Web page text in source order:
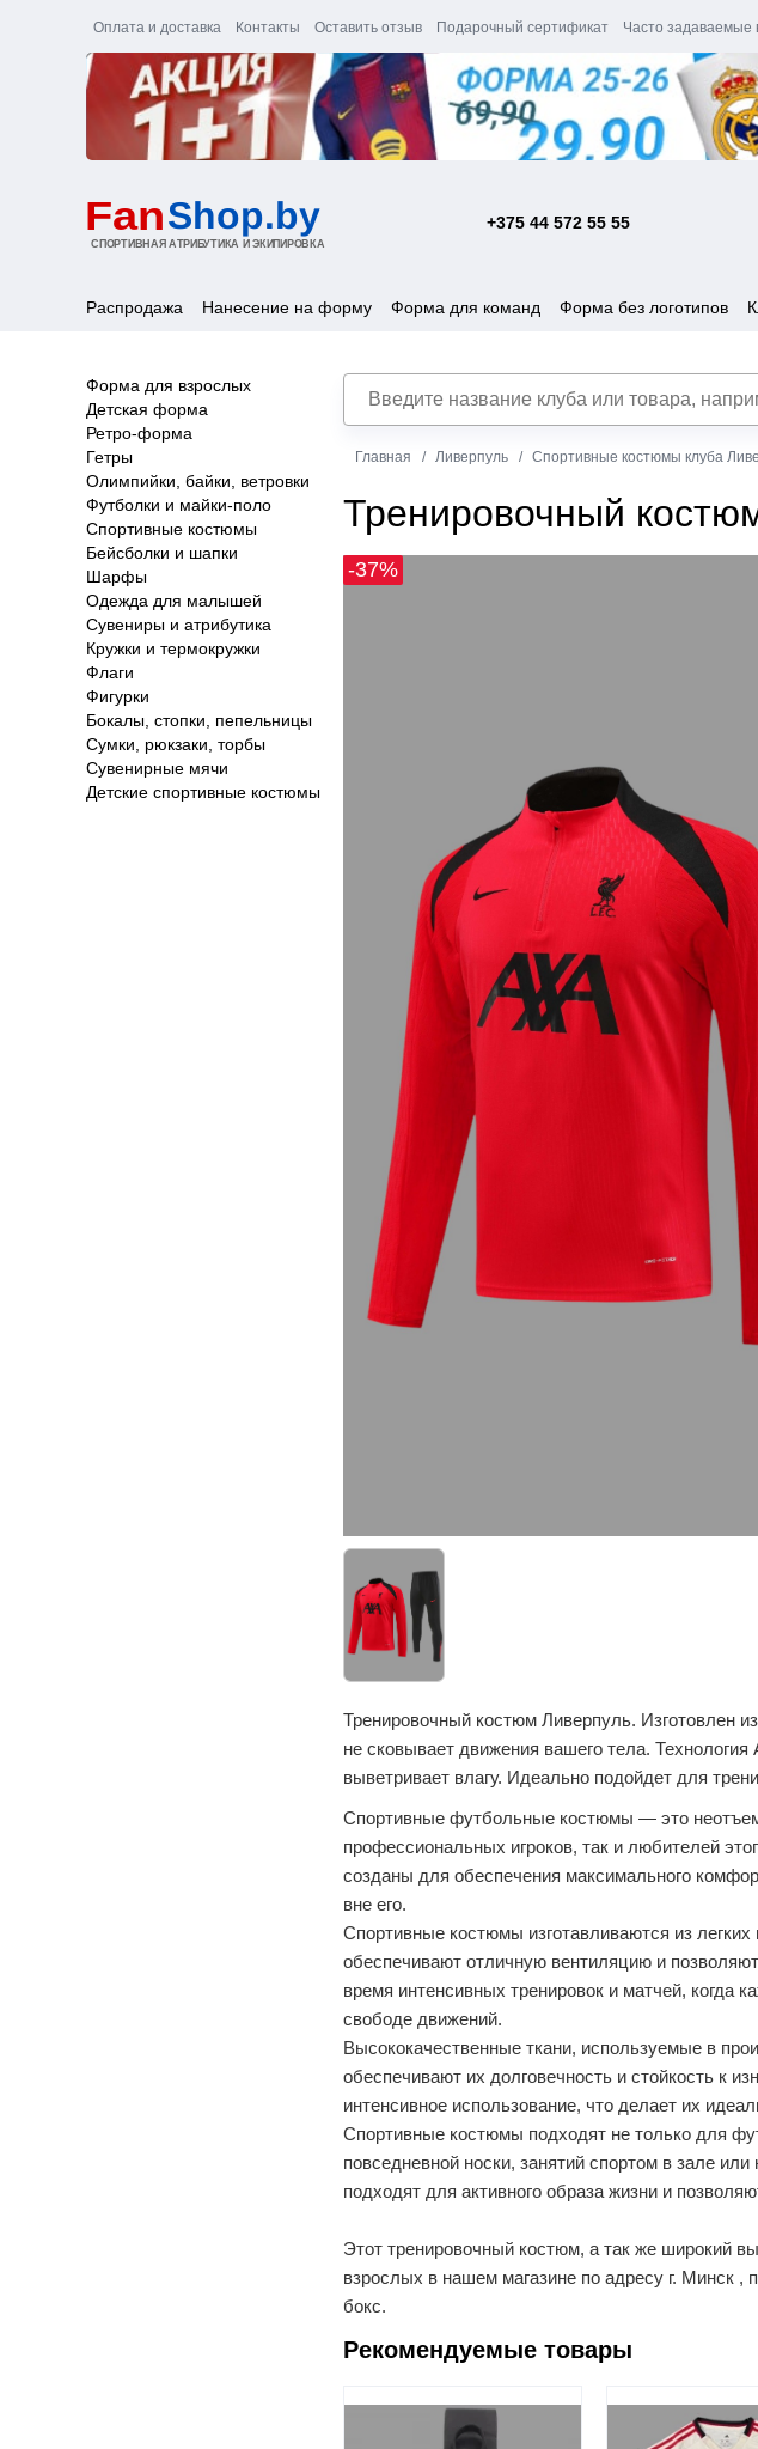
Оплата и доставка Контакты Оставить отзыв Подарочный сертификат Часто задаваемые
+375 44 572 55 55
Распродажа Нанесение на форму Форма для команд Форма без логотипов
Форма для взрослых
Детская форма
Ретро-форма
Гетры
Олимпийки, байки, ветровки
Футболки и майки-поло
Спортивные костюмы
Бейсболки и шапки
Шарфы
Одежда для малышей
Сувениры и атрибутика
Кружки и термокружки
Флаги
Фигурки
Бокалы, стопки, пепельницы
Сумки, рюкзаки, торбы
Сувенирные мячи
Детские спортивные костюмы
Главная Ливерпуль Спортивные костюмы клуба
Тренировочный
-37%
Тренировочный костюм Ливерпуль. Изготовлен
не сковывает движения вашего тела.
выветривает влагу. Идеально подойдет для
Спортивные футбольные костюмы — это
профессиональных игроков, так и любителей
созданы для обеспечения максимального
вне его.
Спортивные костюмы изготавливаются из
обеспечивают отличную вентиляцию и
время интенсивных тренировок и матчей, когда
свободе движений.
Высококачественные ткани, используемые в
обеспечивают их долговечность и стойкость к
интенсивное использование, что делает их
Спортивные костюмы подходят не только для
повседневной носки, занятий спортом в зале
подходят для активного образа жизни и
Этот тренировочный костюм, а так же широкий
взрослых в нашем магазине по адресу г. Минск ,
бокс.
Рекомендуемые товары